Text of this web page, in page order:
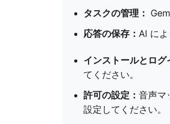
タスクの管理：
応答の保存： AI に
インストールとログ
てください。
許可の設定： 音声マ
設定してください。